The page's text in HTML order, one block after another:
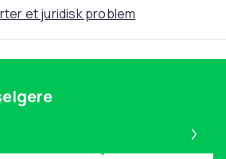
et juridisk problem